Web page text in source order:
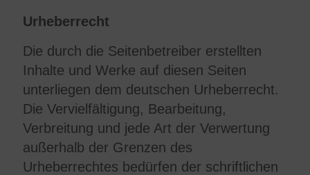
Urheberrecht
Die durch die Seitenbetreiber erstellten
Inhalte und Werke auf diesen Seiten
unterliegen dem deutschen Urheberrecht.
Die Vervielfältigung, Bearbeitung,
Verbreitung und jede Art der Verwertung
außerhalb der Grenzen des
Urheberrechtes bedürfen der schriftlichen